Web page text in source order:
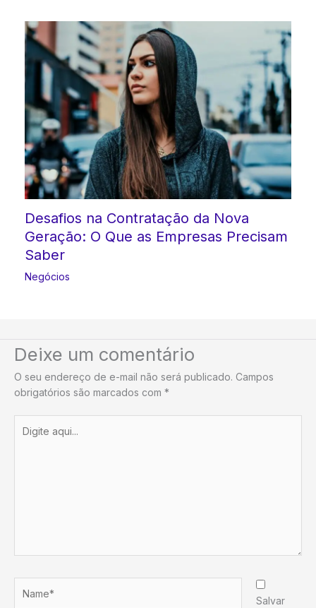
Desafios na Contratação da Nova
Geração: O Que as Empresas Precisam
Saber
Negócios
Deixe um comentário
O seu endereço de e-mail não será publicado. Campos
obrigatórios são marcados com *
aqui...
Salvar